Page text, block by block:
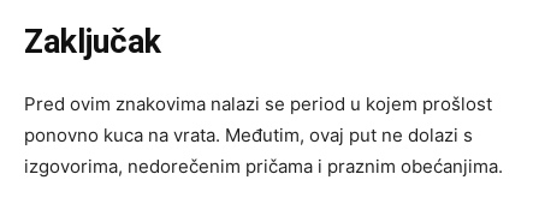
Zaključak
Pred ovim znakovima nalazi se period u kojem prošlost
ponovno kuca na vrata. Međutim, ovaj put ne dolazi s
izgovorima, nedorečenim pričama i praznim obećanjima.